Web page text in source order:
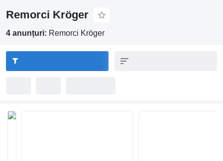
Remorci Kröger
4 anunțuri: Remorci Kröger